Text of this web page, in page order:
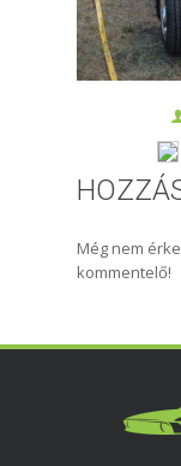
Még nem
kommentelő!